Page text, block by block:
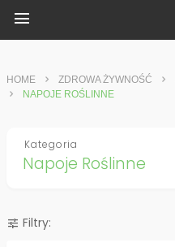
menu
HOME ZDROWA ŻYWNOŚĆ
NAPOJE ROŚLINNE
Napoje Roślinne
Kategoria
tune Filtry: